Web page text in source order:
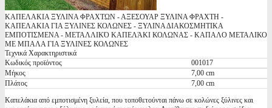
ΚΑΠΕΛΑΚΙΑ ΞΥΛΙΝΑ ΦΡΑΧΤΩΝ - ΑΞΕΣΟΥΑΡ ΞΥΛΙΝΑ ΦΡΑΧΤΗ -
ΚΑΠΕΛΑΚΙΑ ΓΙΑ ΞΥΛΙΝΕΣ ΚΟΛΩΝΕΣ - ΞΥΛΙΝΑ ΔΙΑΚΟΣΜΗΤΙΚΑ
ΕΜΠΟΤΙΣΜΕΝΑ - ΜΕΤΑΛΛΙΚΌ ΚΑΠΕΛΆΚΙ ΚΟΛΩΝΑΣ - ΚΑΠΑΛΟ ΜΕΤΑΛΙΚΟ
ΜΕ ΜΠΑΛΑ ΓΙΑ ΞΥΛΙΝΕΣ ΚΟΛΩΝΕΣ
Τεχνικά Χαρακτηριστικά
Κωδικός προϊόντος
001017
Μήκος
7,00 cm
Πλάτος
7,00 cm
Καπελάκια από εμποτισμένη ξυλεία, που τοποθετούνται πάνω σε κολώνες ξύλινες και